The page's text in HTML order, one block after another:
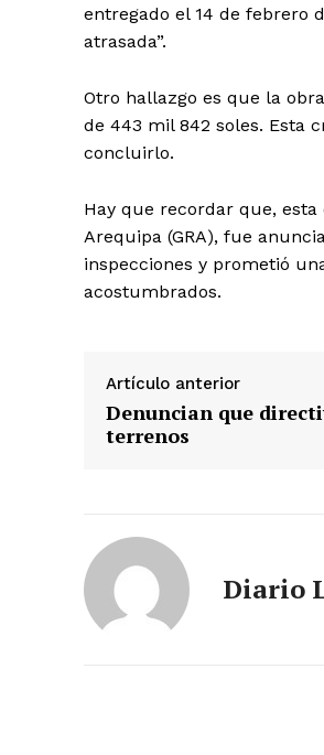
entregado el 14 de febrero
atrasada”.
Otro hallazgo es que la
de 443 mil 842 soles. Esta
concluirlo.
Hay que recordar que,
Arequipa (GRA), fue
inspecciones y prometió
acostumbrados.
Artículo anterior
Denuncian que
terrenos
Diario